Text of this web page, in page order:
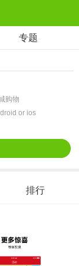
专题
购物
or ios
排行